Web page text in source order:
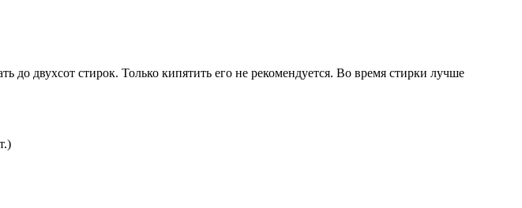
двухсот стирок. Только кипятить его не рекомендуется. Во время стирки лучше